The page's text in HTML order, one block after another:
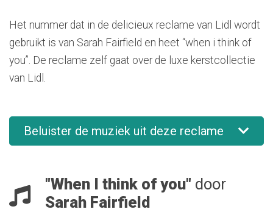
Het nummer dat in de delicieux reclame van Lidl wordt
gebruikt is van Sarah Fairfield en heet “when i think of
you”. De reclame zelf gaat over de luxe kerstcollectie
van Lidl.
Beluister de muziek uit deze reclame
"When I think of you" door
Sarah Fairfield